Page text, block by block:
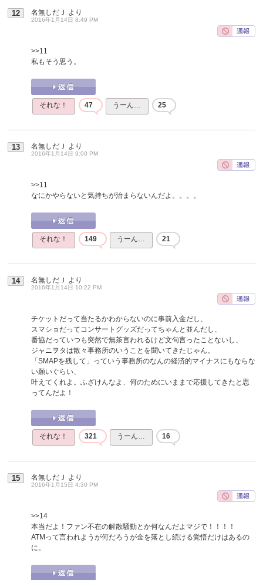
12 名無しだＪ より
2016年1月14日 8:49 PM
>>11
私もそう思う。
それな！ 47 うーん… 25
13 名無しだＪ より
2016年1月14日 9:00 PM
>>11
なにかやらないと気持ちが治まらないんだよ。。。。
それな！ 149 うーん… 21
14 名無しだＪ より
2016年1月14日 10:22 PM
チケットだって当たるかわからないのに事前入金だし、
スマショだってコンサートグッズだってちゃんと並んだし、
番協だっていつも突然で無茶言われるけど文句言ったことないし、
ジャニヲタは散々事務所のいうことを聞いてきたじゃん。
「SMAPを残して」っていう事務所のなんの経済的マイナスにもならな
い願いぐらい、
叶えてくれよ。ふざけんなよ、何のためにいままで応援してきたと思
ってんだよ！
それな！ 321 うーん… 16
15 名無しだＪ より
2016年1月15日 4:30 PM
>>14
本当だよ！ファン不在の解散騒動とか何なんだよマジで！！！！
ATMって言われようが何だろうが金を落とし続ける覚悟だけはあるの
に。